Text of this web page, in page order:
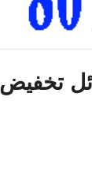
تخفيض